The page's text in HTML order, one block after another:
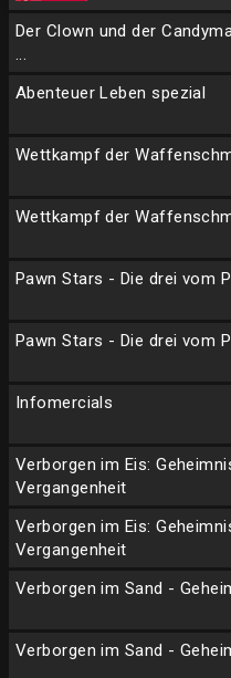
Der Clown und der
...
Abenteuer Leben spezial
Wettkampf der
Wettkampf der
Pawn Stars - Die drei vom
Pawn Stars - Die drei vom
Infomercials
Verborgen im Eis:
Vergangenheit
Verborgen im Eis:
Vergangenheit
Verborgen im Sand -
Verborgen im Sand -